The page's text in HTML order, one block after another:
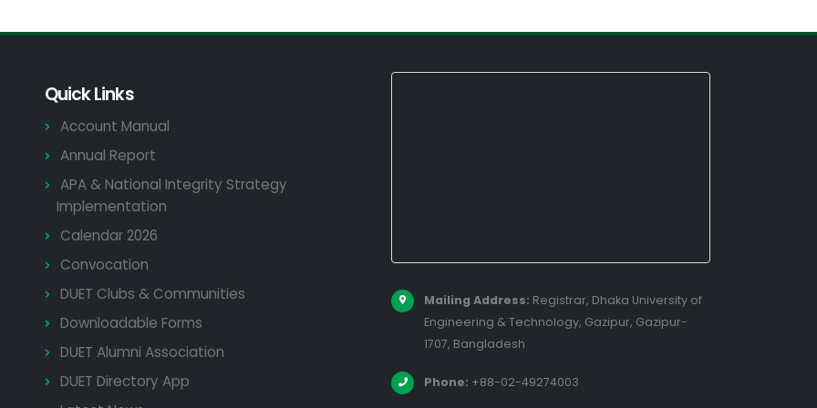
Quick Links
Account Manual
Annual Report
APA & National Integrity Strategy
Implementation
Calendar 2026
Convocation
DUET Clubs & Communities
Downloadable Forms
DUET Alumni Association
DUET Directory App
Mailing Address: Registrar, Dhaka University of
Engineering & Technology, Gazipur, Gazipur-
1707, Bangladesh
Phone: +88-02-49274003